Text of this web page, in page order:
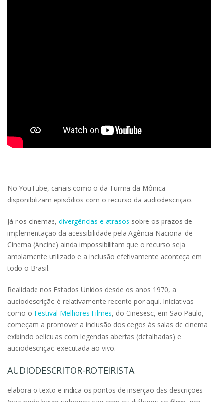
No YouTube, canais como o da Turma da Mônica
disponibilizam episódios com o recurso da audiodescrição.
Já nos cinemas, divergências e atrasos sobre os prazos de
implementação da acessibilidade pela Agência Nacional de
Cinema (Ancine) ainda impossibilitam que o recurso seja
amplamente utilizado e a inclusão efetivamente aconteça em
todo o Brasil.
Realidade nos Estados Unidos desde os anos 1970, a
audiodescrição é relativamente recente por aqui. Iniciativas
como o Festival Melhores Filmes, do Cinesesc, em São Paulo,
começam a promover a inclusão dos cegos às salas de cinema
exibindo películas com legendas abertas (detalhadas) e
audiodescrição executada ao vivo.
AUDIODESCRITOR-ROTEIRISTA
elabora o texto e indica os pontos de inserção das descrições